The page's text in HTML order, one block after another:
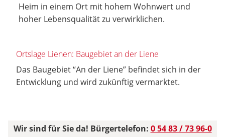
Heim in einem Ort mit hohem Wohnwert und
hoher Lebensqualität zu verwirklichen.
Ortslage Lienen: Baugebiet an der Liene
Das Baugebiet “An der Liene” befindet sich in der
Entwicklung und wird zukünftig vermarktet.
Wir sind für Sie da! Bürgertelefon: 0 54 83 / 73 96-0